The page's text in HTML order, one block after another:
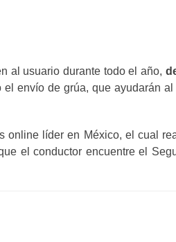
al usuario durante todo el año,
el envío de grúa, que ayudarán
online líder en México, el cual
el conductor encuentre el